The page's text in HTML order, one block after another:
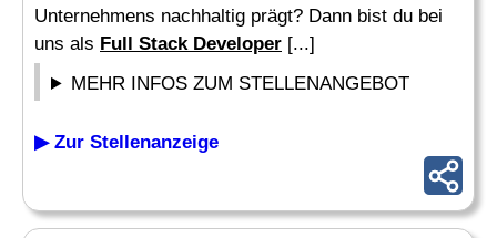
Unternehmens nachhaltig prägt? Dann bist du bei
uns als Full Stack Developer [...]
MEHR INFOS ZUM STELLENANGEBOT
▶ Zur Stellenanzeige